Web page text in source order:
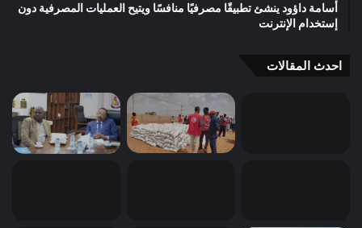
أسامة داؤود ينشئ تطبيقًا مصرفيًا منافسًا ويتيح العمليات المصرفية دون
إستخدام الإنترنت
احدث المقالات